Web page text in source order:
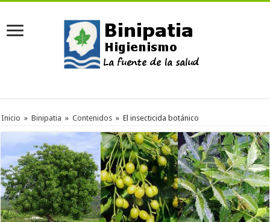
Inicio » Binipatia » Contenidos » El insecticida botánico